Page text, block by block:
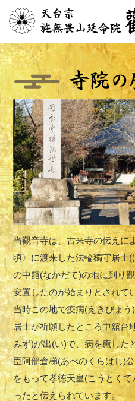
当觀音寺は、古来寺の伝えに
頃〉に渡来した法輪獨守居士
の中舘(なかだて)の地に到り
安置したのが始まりとされて
当時この地で疫病(えきびょ
居士が祈願したところ中舘台
みず)が出(い)で、病を癒した
臣阿部倉梯(あべのくらはし)
をもって孝徳天皇(こうとく
ったと伝えられています。